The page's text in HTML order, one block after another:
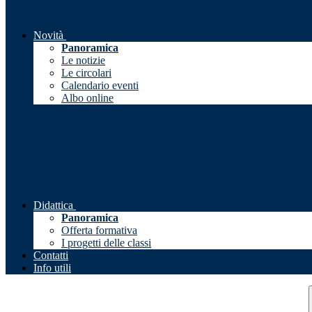
Novità
Panoramica
Le notizie
Le circolari
Calendario eventi
Albo online
Didattica
Panoramica
Offerta formativa
I progetti delle classi
Contatti
Info utili